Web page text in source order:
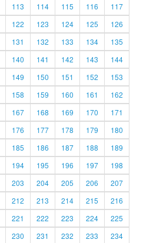
113 114 115 116
117
122 123 124 125
126
131 132 133 134
135
140 141 142 143
144
149 150 151 152
153
158 159 160 161
162
167 168 169 170
171
176 177 178 179
180
185 186 187 188
189
194 195 196 197
198
203 204 205 206
207
212 213 214 215
216
221 222 223 224
225
230 231 232 233 234